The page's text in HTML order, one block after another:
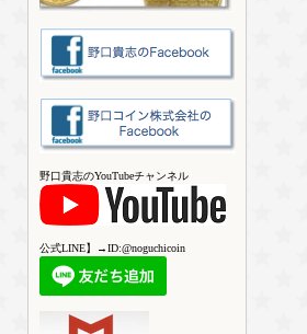
野口貴志のYouTubeチャンネル
公式LINE】→ID:@noguchicoin